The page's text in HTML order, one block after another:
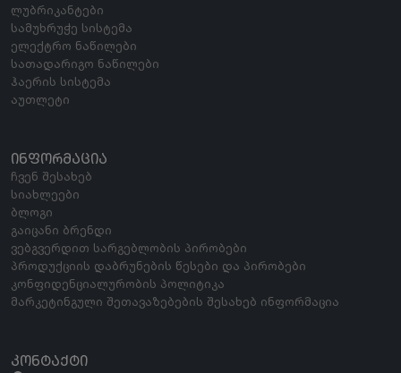
ლუბრიკანტები
სამუხრუჭე სისტემა
ელექტრო ნაწილები
სათადარიგო ნაწილები
ჰაერის სისტემა
აუთლეტი
ᲘᲜᲤᲝᲠᲛᲐᲪᲘᲐ
ჩვენ შესახებ
სიახლეები
ბლოგი
გაიცანი ბრენდი
ვებგვერდით სარგებლობის პირობები
პროდუქციის დაბრუნების წესები და პირობები
კონფიდენციალურობის პოლიტიკა
მარკეტინგული შეთავაზებების შესახებ ინფორმაცია
ᲙᲝᲜᲢᲐᲥᲢᲘ